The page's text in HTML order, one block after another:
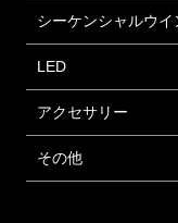
シーケンシャルウイ
LED
アクセサリー
その他